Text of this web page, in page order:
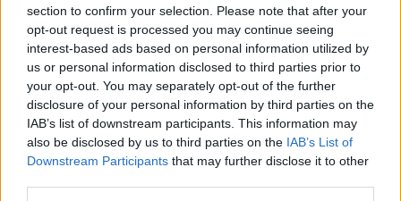
section to confirm your selection. Please note that after your
opt-out request is processed you may continue seeing
interest-based ads based on personal information utilized by
us or personal information disclosed to third parties prior to
your opt-out. You may separately opt-out of the further
disclosure of your personal information by third parties on the
IAB’s list of downstream participants. This information may
also be disclosed by us to third parties on the IAB’s List of
Downstream Participants that may further disclose it to other
MOTORI